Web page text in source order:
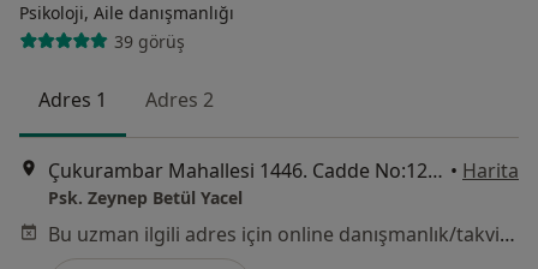
Psikoloji, Aile danışmanlığı
39 görüş
Adres 1 Adres 2
Çukurambar Mahallesi 1446. Cadde No:12/25 Alternatif Plaza, Çankaya, Ankara • Harita
Psk. Zeynep Betül Yacel
Bu uzman ilgili adres için online danışmanlık/takvim sunmuyor.